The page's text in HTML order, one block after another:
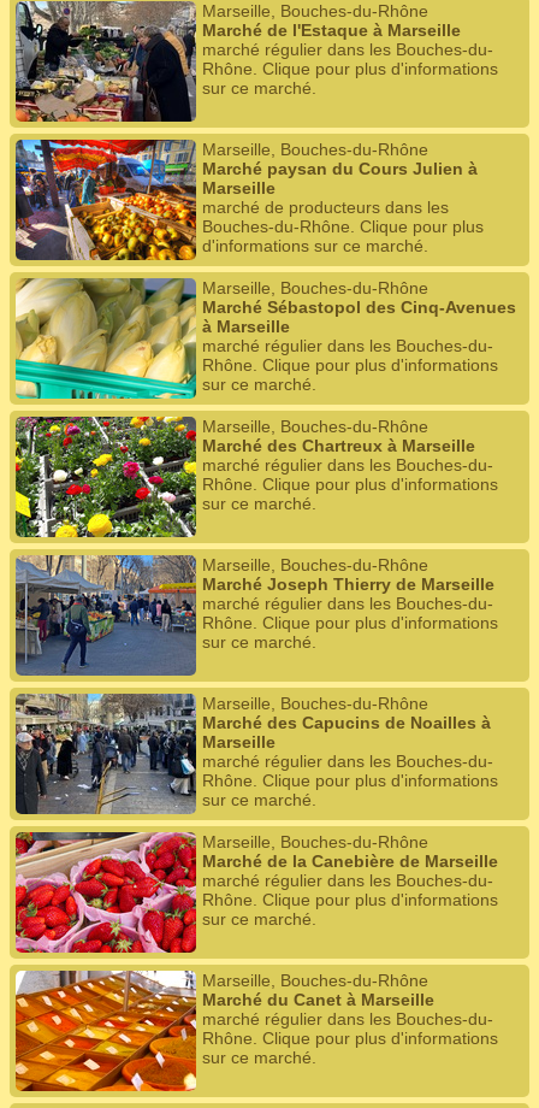
Marseille, Bouches-du-Rhône
Marché de l'Estaque à Marseille
marché régulier dans les Bouches-du-
Rhône. Clique pour plus d'informations
sur ce marché.
Marseille, Bouches-du-Rhône
Marché paysan du Cours Julien à
Marseille
marché de producteurs dans les
Bouches-du-Rhône. Clique pour plus
d'informations sur ce marché.
Marseille, Bouches-du-Rhône
Marché Sébastopol des Cinq-Avenues
à Marseille
marché régulier dans les Bouches-du-
Rhône. Clique pour plus d'informations
sur ce marché.
Marseille, Bouches-du-Rhône
Marché des Chartreux à Marseille
marché régulier dans les Bouches-du-
Rhône. Clique pour plus d'informations
sur ce marché.
Marseille, Bouches-du-Rhône
Marché Joseph Thierry de Marseille
marché régulier dans les Bouches-du-
Rhône. Clique pour plus d'informations
sur ce marché.
Marseille, Bouches-du-Rhône
Marché des Capucins de Noailles à
Marseille
marché régulier dans les Bouches-du-
Rhône. Clique pour plus d'informations
sur ce marché.
Marseille, Bouches-du-Rhône
Marché de la Canebière de Marseille
marché régulier dans les Bouches-du-
Rhône. Clique pour plus d'informations
sur ce marché.
Marseille, Bouches-du-Rhône
Marché du Canet à Marseille
marché régulier dans les Bouches-du-
Rhône. Clique pour plus d'informations
sur ce marché.